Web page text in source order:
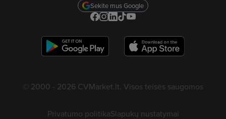
Sekite mus Google
© 2000 - 2026 CVMarket.lt. Visos teisės saugomos
Privatumo politikaSlapukų nustatymai